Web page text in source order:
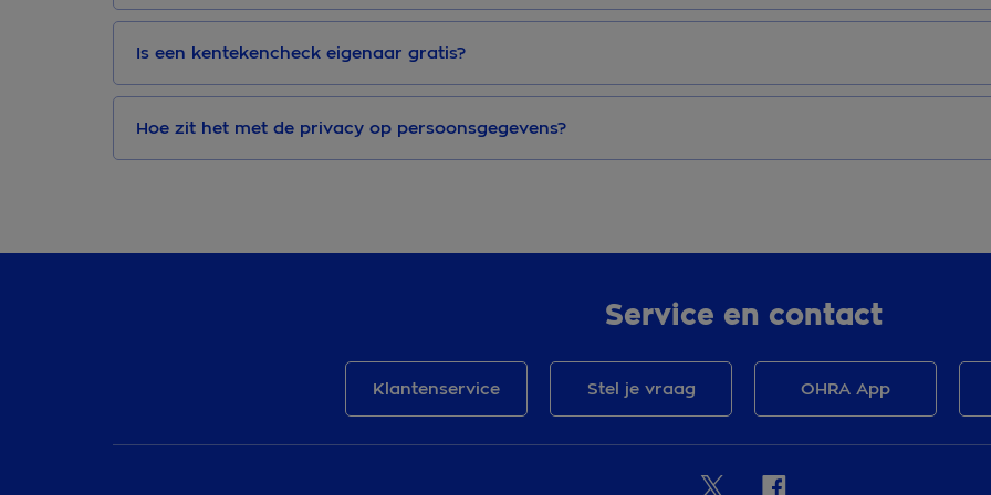
Is een kentekencheck eigenaar gratis?
Hoe zit het met de privacy op persoonsgegevens?
Service en contact
Klantenservice Stel je vraag OHRA App